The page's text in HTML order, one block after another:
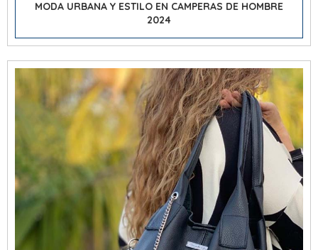
MODA URBANA Y ESTILO EN CAMPERAS DE HOMBRE
2024